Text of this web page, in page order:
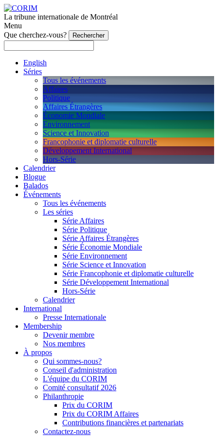
La tribune internationale de Montréal
Menu
Que cherchez-vous?
English
Séries
Tous les événements
Affaires
Politique
Affaires Étrangères
Économie Mondiale
Environnement
Science et Innovation
Francophonie et diplomatie culturelle
Développement International
Hors-Série
Calendrier
Blogue
Balados
Événements
Tous les événements
Les séries
Série Affaires
Série Politique
Série Affaires Étrangères
Série Économie Mondiale
Série Environnement
Série Science et Innovation
Série Francophonie et diplomatie culturelle
Série Développement International
Hors-Série
Calendrier
International
Presse Internationale
Membership
Devenir membre
Nos membres
À propos
Qui sommes-nous?
Conseil d'administration
L'équipe du CORIM
Comité consultatif 2026
Philanthropie
Prix du CORIM
Prix du CORIM Affaires
Contributions financières et partenariats
Contactez-nous